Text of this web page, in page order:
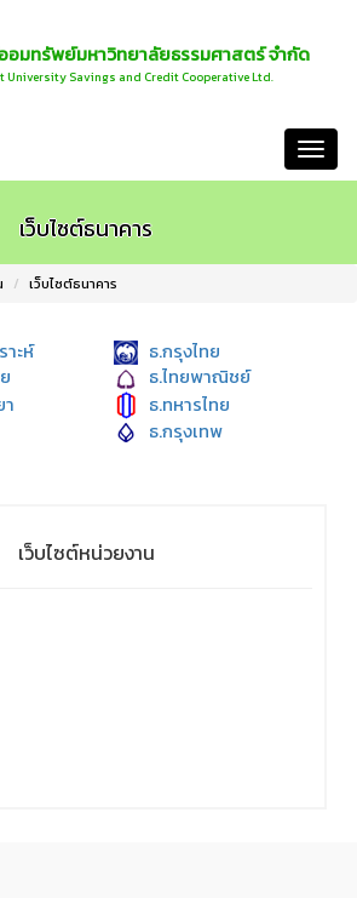
มทรัพย์มหาวิทยาลัยธรรมศาสตร์ จำกัด
University Savings and Credit Cooperative Ltd.
เว็บไซต์ธนาคาร
เว็บไซต์ธนาคาร
าะห์
ธ.กรุงไทย
ธ.ไทยพาณิชย์
ธ.ทหารไทย
ธ.กรุงเทพ
เว็บไซต์หน่วยงาน